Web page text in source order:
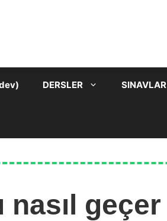
DERSLER SINAVLAR
geçer